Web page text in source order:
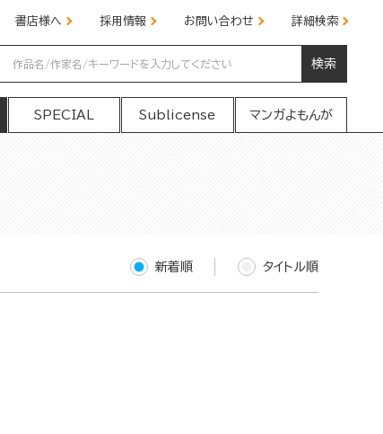
書店様へ 採用情報 お問い合わせ 詳細検索
検索
SPECIAL Sublicense マンガよもんが
新着順 タイトル順